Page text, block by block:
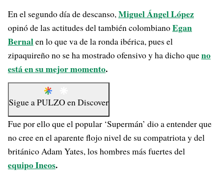
En el segundo día de descanso,Miguel Ángel López
opinó de las actitudes del también colombianoEgan
Bernalen lo que va de la ronda ibérica, pues el
zipaquireño no se ha mostrado ofensivo y ha dicho queno
está en su mejor momento.
Sigue aPULZO enDiscover
Fue por ello que el popular ‘Supermán’ dio a entender que
no cree en el aparente flojo nivel de su compatriota y del
británico Adam Yates, los hombres más fuertes del
equipo Ineos.